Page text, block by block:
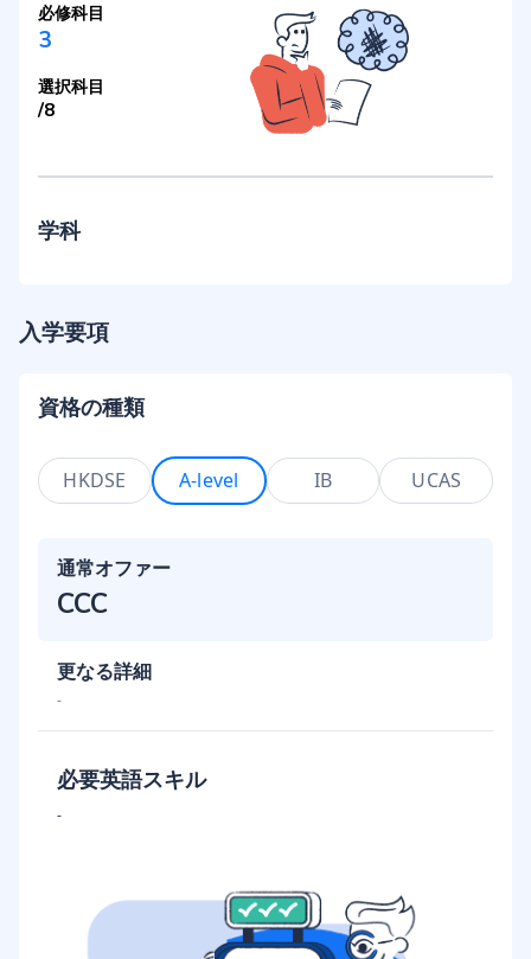
必修科目
3
選択科目
/8
学科
入学要項
資格の種類
HKDSE A-level IB UCAS
通常オファー
CCC
更なる詳細
-
必要英語スキル
-